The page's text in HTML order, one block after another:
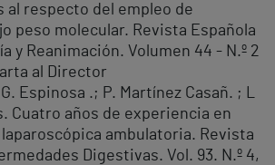
al respecto del empleo de
peso molecular. Revista Española
y Reanimación. Volumen 44 - N.º 2
al Director
Espinosa .; P. Martínez Casañ. ; L
Cuatro años de experiencia en
ambulatoria. Revista
Digestivas. Vol. 93. N.º 4,